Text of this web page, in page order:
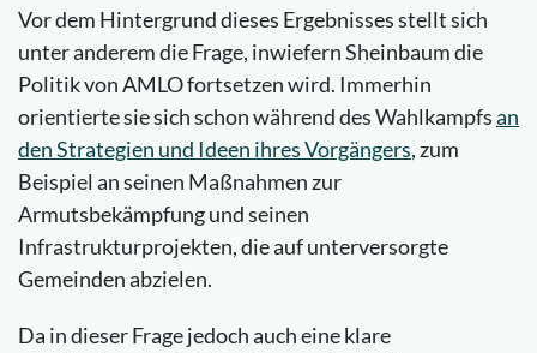
Vor dem Hintergrund dieses Ergebnisses stellt sich
unter anderem die Frage, inwiefern Sheinbaum die
Politik von AMLO fortsetzen wird. Immerhin
orientierte sie sich schon während des Wahlkampfsan
den Strategien und Ideen ihres Vorgängers, zum
Beispiel an seinen Maßnahmen zur
Armutsbekämpfung und seinen
Infrastrukturprojekten, die auf unterversorgte
Gemeinden abzielen.
Da in dieser Frage jedoch auch eine klare